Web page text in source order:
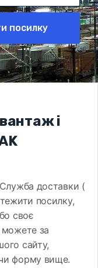
посилку
і
доставки (
посилку,
своє
за
сайту,
форму вище.